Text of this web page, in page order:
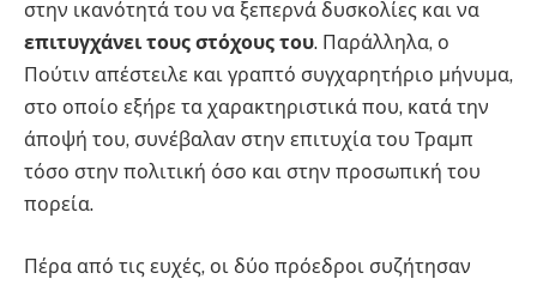
στην ικανότητά του να ξεπερνά δυσκολίες και να
επιτυγχάνει τους στόχους του. Παράλληλα, ο
Πούτιν απέστειλε και γραπτό συγχαρητήριο μήνυμα,
στο οποίο εξήρε τα χαρακτηριστικά που, κατά την
άποψή του, συνέβαλαν στην επιτυχία του Τραμπ
τόσο στην πολιτική όσο και στην προσωπική του
πορεία.
Πέρα από τις ευχές, οι δύο πρόεδροι συζήτησαν